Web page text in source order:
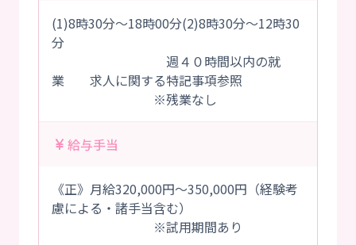
(1)8時30分～18時00分(2)8時30分～12時30
分
週４０時間以内の就
業 求人に関する特記事項参照
※残業なし
給与手当
《正》月給320,000円～350,000円（経験考
慮による・諸手当含む）
※試用期間あり